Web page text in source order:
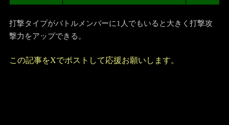
打撃タイプがバトルメンバーに1人でもいると大きく打撃攻
撃力をアップできる。
この記事をXでポストして応援お願いします。